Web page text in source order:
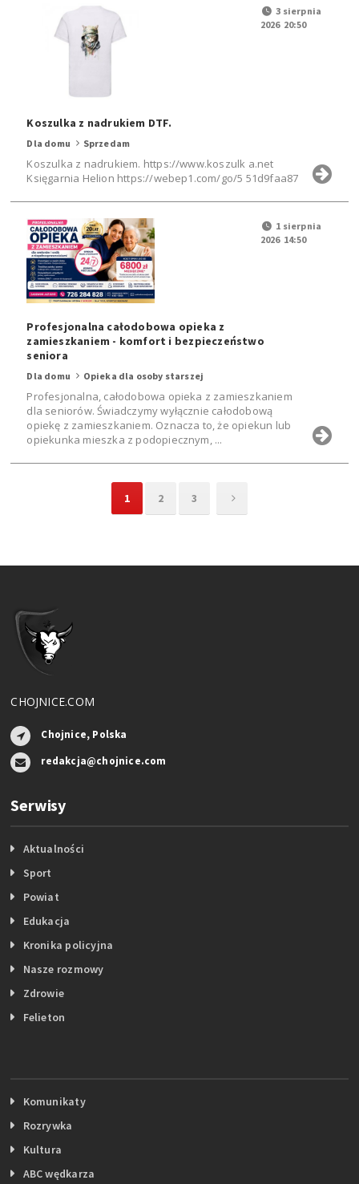
3 sierpnia
2026 20:50
Koszulka z nadrukiem DTF.
Dla domu Sprzedam
Koszulka z nadrukiem. https://www.koszulk a.net
Księgarnia Helion https://webep1.com/go/5 51d9faa87
1 sierpnia
2026 14:50
Profesjonalna całodobowa opieka z
zamieszkaniem - komfort i bezpieczeństwo
seniora
Dla domu Opieka dla osoby starszej
Profesjonalna, całodobowa opieka z zamieszkaniem
dla seniorów. Świadczymy wyłącznie całodobową
opiekę z zamieszkaniem. Oznacza to, że opiekun lub
opiekunka mieszka z podopiecznym, ...
1 2 3
CHOJNICE.COM
Chojnice, Polska
redakcja@chojnice.com
Serwisy
Aktualności
Sport
Powiat
Edukacja
Kronika policyjna
Nasze rozmowy
Zdrowie
Felieton
Komunikaty
Rozrywka
Kultura
ABC wędkarza